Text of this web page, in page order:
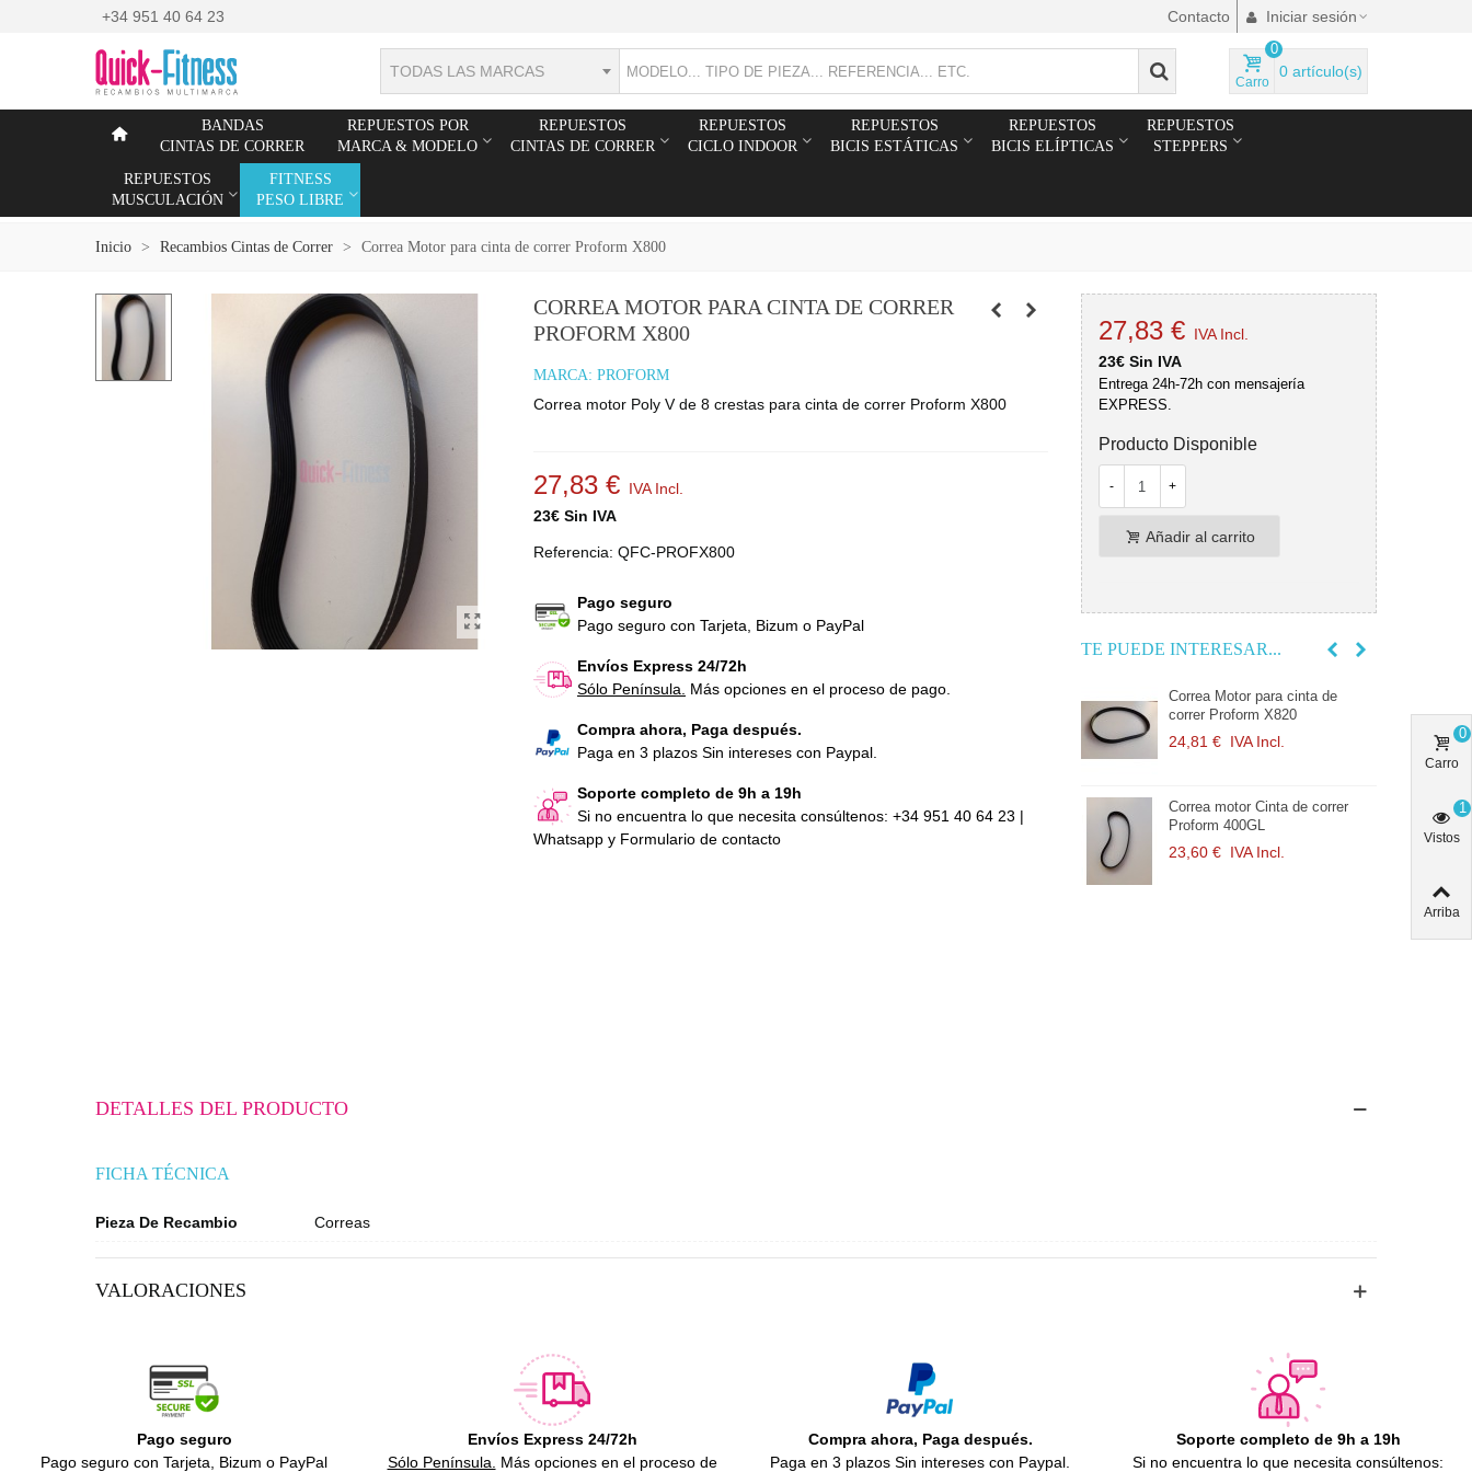
+34 951 40 64 23 Contacto Iniciar sesión
TODAS LAS MARCAS
Carro
0
0 artículo(s)
BANDAS
CINTAS DE CORRER
REPUESTOS POR
MARCA & MODELO
REPUESTOS
CINTAS DE CORRER
REPUESTOS
CICLO INDOOR
REPUESTOS
BICIS ESTÁTICAS
REPUESTOS
BICIS ELÍPTICAS
REPUESTOS
STEPPERS
REPUESTOS
MUSCULACIÓN
FITNESS
PESO LIBRE
Inicio > Recambios Cintas de Correr > Correa Motor para cinta de correr Proform X800
CORREA MOTOR PARA CINTA DE CORRER
PROFORM X800
MARCA: PROFORM
Correa motor Poly V de 8 crestas para cinta de correr Proform X800
27,83 € IVA Incl.
23€ Sin IVA
Referencia: QFC-PROFX800
Pago seguro
Pago seguro con Tarjeta, Bizum o PayPal
Envíos Express 24/72h
Sólo Península.
Más opciones en el proceso de pago.
Compra ahora, Paga después.
Paga en 3 plazos Sin intereses con Paypal.
Soporte completo de 9h a 19h
Si no encuentra lo que necesita consúltenos: +34 951 40 64 23 |
Whatsapp y Formulario de contacto
27,83 € IVA Incl.
23€ Sin IVA
Entrega 24h-72h con mensajería
EXPRESS.
Producto Disponible
- +
Añadir al carrito
TE PUEDE INTERESAR...
Correa Motor para cinta de
24,81 € IVA Incl.
Correa motor Cinta de correr
Proform 400GL
23,60 €
Bote Lubricante de silicona para
Banda para cinta de correr
Proform 400C
Correa Motor para cinta de
correr Proform X820
24,81 € IVA Incl.
Correa motor Cinta de correr
Proform 400GL
23,60 € IVA Incl.
DETALLES DEL PRODUCTO
FICHA TÉCNICA
Pieza De Recambio Correas
VALORACIONES
Pago seguro
Pago seguro con Tarjeta, Bizum o PayPal
Envíos Express 24/72h
Sólo Península. Más opciones en el proceso de
Compra ahora, Paga después.
Paga en 3 plazos Sin intereses con Paypal.
Soporte completo de 9h a 19h
Si no encuentra lo que necesita consúltenos:
Carro
0
Vistos
1
Arriba